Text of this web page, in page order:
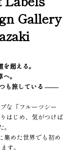
Gallery
超える。
。
も旅している ––––
な「フルーツシー
はじめ、気がつけば
集めた世界でも初め
す。